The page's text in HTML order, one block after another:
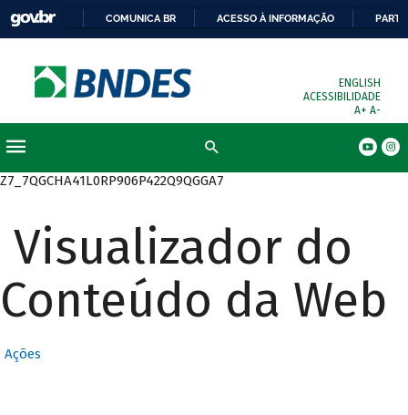
COMUNICA BR ACESSO À INFORMAÇÃO
ENGLISH
ACESSIBILIDADE
A+ A-
Z7_7QGCHA41L0RP906P422Q9QGGA7
Visualizador do
Conteúdo da Web
Ações